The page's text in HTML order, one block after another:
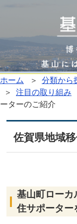
ホーム ＞ 分類から
＞ 注目の取り組み
ーターのご紹介
佐賀県地域
基山町ロー
住サポーター